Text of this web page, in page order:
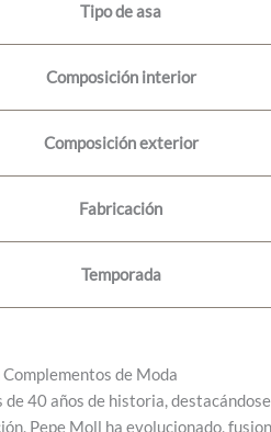
Tipo de asa
Composición interior
Composición exterior
Fabricación
Temporada
de Moda
de 40 años de historia,
Pepe Moll ha evolucionado,